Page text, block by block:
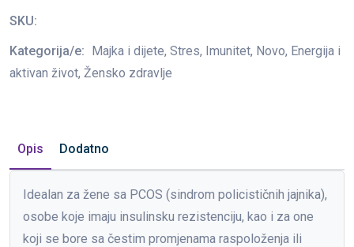
SKU:
Kategorija/e: Majka i dijete, Stres, Imunitet, Novo, Energija i
aktivan život, Žensko zdravlje
Opis Dodatno
Idealan za žene sa PCOS (sindrom policističnih jajnika),
osobe koje imaju insulinsku rezistenciju, kao i za one
koji se bore sa čestim promjenama raspoloženja ili